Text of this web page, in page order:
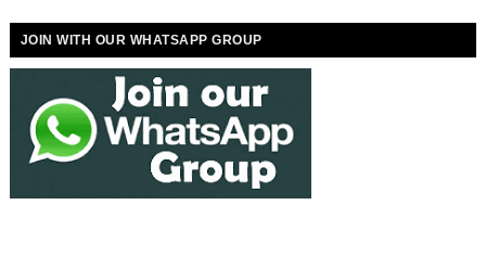
JOIN WITH OUR WHATSAPP GROUP